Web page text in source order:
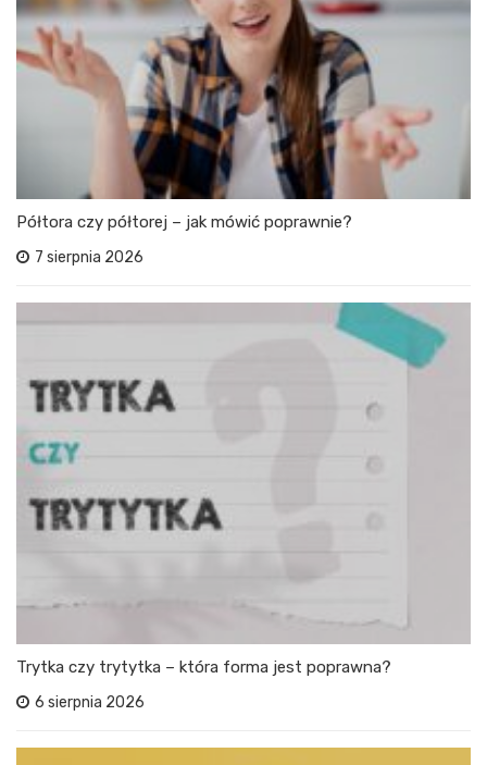
Półtora czy półtorej – jak mówić poprawnie?
7 sierpnia 2026
Trytka czy trytytka – która forma jest poprawna?
6 sierpnia 2026